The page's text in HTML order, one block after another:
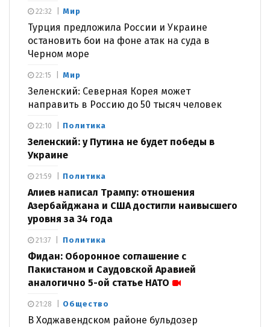
Мир
Турция предложила России и Украине
остановить бои на фоне атак на суда в
Черном море
22:32
Мир
Зеленский: Северная Корея может
направить в Россию до 50 тысяч человек
22:15
Политика
Зеленский: у Путина не будет победы в
Украине
22:10
Политика
Алиев написал Трампу: отношения
Азербайджана и США достигли наивысшего
уровня за 34 года
21:59
Политика
Фидан: Оборонное соглашение с
Пакистаном и Саудовской Аравией
аналогично 5-ой статье НАТО
21:37
Общество
В Ходжавендском районе бульдозер
21:28